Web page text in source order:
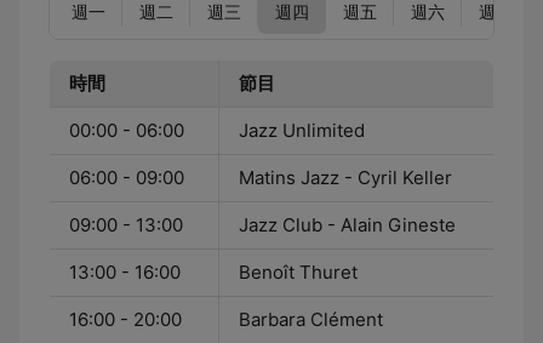
週一 週二 週三 週四 週五 週六 週日
時間 節目
00:00 - 06:00 Jazz Unlimited
06:00 - 09:00 Matins Jazz - Cyril Keller
09:00 - 13:00 Jazz Club - Alain Gineste
13:00 - 16:00 Benoît Thuret
16:00 - 20:00 Barbara Clément